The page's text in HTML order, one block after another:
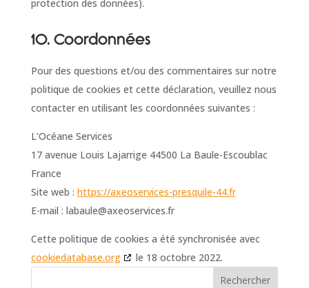
protection des données).
10. Coordonnées
Pour des questions et/ou des commentaires sur notre
politique de cookies et cette déclaration, veuillez nous
contacter en utilisant les coordonnées suivantes :
L’Océane Services
17 avenue Louis Lajarrige 44500 La Baule-Escoublac
France
Site web : https://axeoservices-presquile-44.fr
E-mail : labaule@axeoservices.fr
Cette politique de cookies a été synchronisée avec
cookiedatabase.org
le 18 octobre 2022.
Rechercher